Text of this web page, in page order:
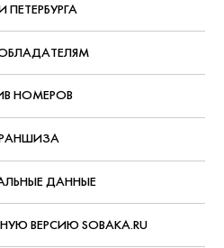
ДАННЫЕ
ВЕРСИЮ SOBAKA.RU